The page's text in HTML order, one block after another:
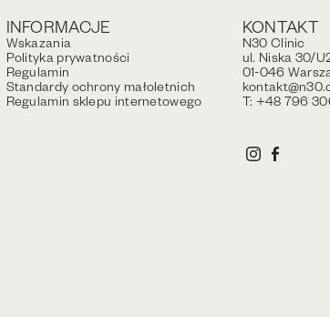
INFORMACJE
Wskazania
Polityka prywatności
Regulamin
Standardy ochrony małoletnich
Regulamin sklepu internetowego
KONTAKT
N30 Clinic
ul. Niska 30/
01-046
T: +48 796